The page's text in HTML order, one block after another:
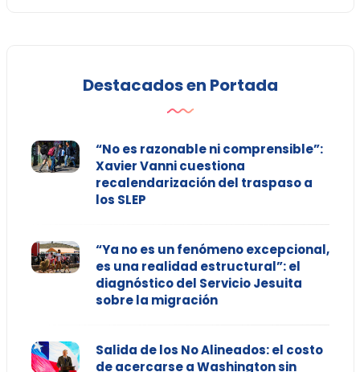
Destacados en Portada
“No es razonable ni comprensible”:
Xavier Vanni cuestiona
recalendarización del traspaso a
los SLEP
“Ya no es un fenómeno excepcional,
es una realidad estructural”: el
diagnóstico del Servicio Jesuita
sobre la migración
Salida de los No Alineados: el costo
de acercarse a Washington sin